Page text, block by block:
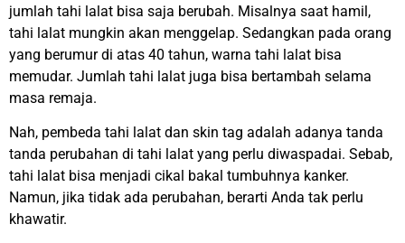
jumlah tahi lalat bisa saja berubah. Misalnya saat hamil,
tahi lalat mungkin akan menggelap. Sedangkan pada orang
yang berumur di atas 40 tahun, warna tahi lalat bisa
memudar. Jumlah tahi lalat juga bisa bertambah selama
masa remaja.
Nah, pembeda tahi lalat dan skin tag adalah adanya tanda
tanda perubahan di tahi lalat yang perlu diwaspadai. Sebab,
tahi lalat bisa menjadi cikal bakal tumbuhnya kanker.
Namun, jika tidak ada perubahan, berarti Anda tak perlu
khawatir.